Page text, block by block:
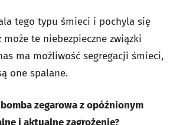
tego typu śmieci i pochyla się
te niebezpieczne związki
ma możliwość segregacji śmieci,
one spalane.
zegarowa z opóźnionym
i aktualne zagrożenie?